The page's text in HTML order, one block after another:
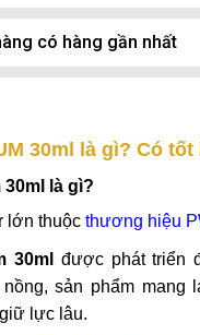
30ml là gì? Có
30ml là gì?
lớn thuộc thương hiệu
30ml
được phát triển
sản phẩm mang
lực lâu.